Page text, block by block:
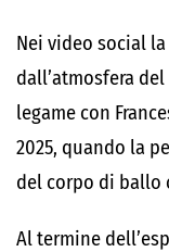
Nei video social
dall’atmosfera
legame con
2025, quando la
del corpo di ballo
Al termine